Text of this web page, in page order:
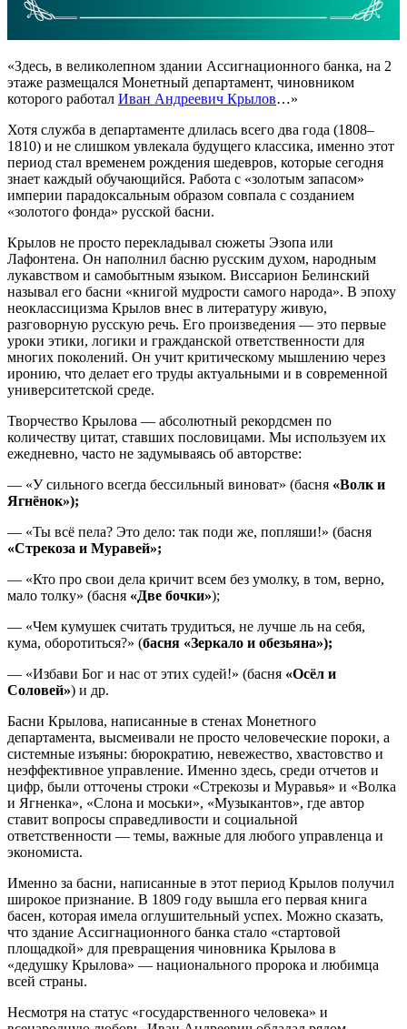
«Здесь, в великолепном здании Ассигнационного банка, на 2
этаже размещался Монетный департамент, чиновником
которого работал Иван Андреевич Крылов…»
Хотя служба в департаменте длилась всего два года (1808–
1810) и не слишком увлекала будущего классика, именно этот
период стал временем рождения шедевров, которые сегодня
знает каждый обучающийся. Работа с «золотым запасом»
империи парадоксальным образом совпала с созданием
«золотого фонда» русской басни.
Крылов не просто перекладывал сюжеты Эзопа или
Лафонтена. Он наполнил басню русским духом, народным
лукавством и самобытным языком. Виссарион Белинский
называл его басни «книгой мудрости самого народа». В эпоху
неоклассицизма Крылов внес в литературу живую,
разговорную русскую речь. Его произведения — это первые
уроки этики, логики и гражданской ответственности для
многих поколений. Он учит критическому мышлению через
иронию, что делает его труды актуальными и в современной
университетской среде.
Творчество Крылова — абсолютный рекордсмен по
количеству цитат, ставших пословицами. Мы используем их
ежедневно, часто не задумываясь об авторстве:
— «У сильного всегда бессильный виноват» (басня «Волк и
Ягнёнок»);
— «Ты всё пела? Это дело: так поди же, попляши!» (басня
«Стрекоза и Муравей»;
— «Кто про свои дела кричит всем без умолку, в том, верно,
мало толку» (басня «Две бочки»);
— «Чем кумушек считать трудиться, не лучше ль на себя,
кума, оборотиться?» (басня «Зеркало и обезьяна»);
— «Избави Бог и нас от этих судей!» (басня «Осёл и
Соловей») и др.
Басни Крылова, написанные в стенах Монетного
департамента, высмеивали не просто человеческие пороки, а
системные изъяны: бюрократию, невежество, хвастовство и
неэффективное управление. Именно здесь, среди отчетов и
цифр, были отточены строки «Стрекозы и Муравья» и «Волка
и Ягненка», «Слона и моськи», «Музыкантов», где автор
ставит вопросы справедливости и социальной
ответственности — темы, важные для любого управленца и
экономиста.
Именно за басни, написанные в этот период Крылов получил
широкое признание. В 1809 году вышла его первая книга
басен, которая имела оглушительный успех. Можно сказать,
что здание Ассигнационного банка стало «стартовой
площадкой» для превращения чиновника Крылова в
«дедушку Крылова» — национального пророка и любимца
всей страны.
Несмотря на статус «государственного человека» и